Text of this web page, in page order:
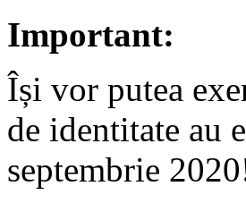
Important:
Își vor putea
de identitate au
septembrie